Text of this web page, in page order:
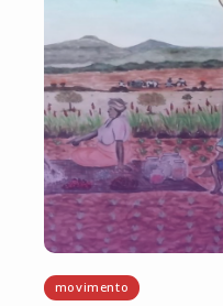
movimento